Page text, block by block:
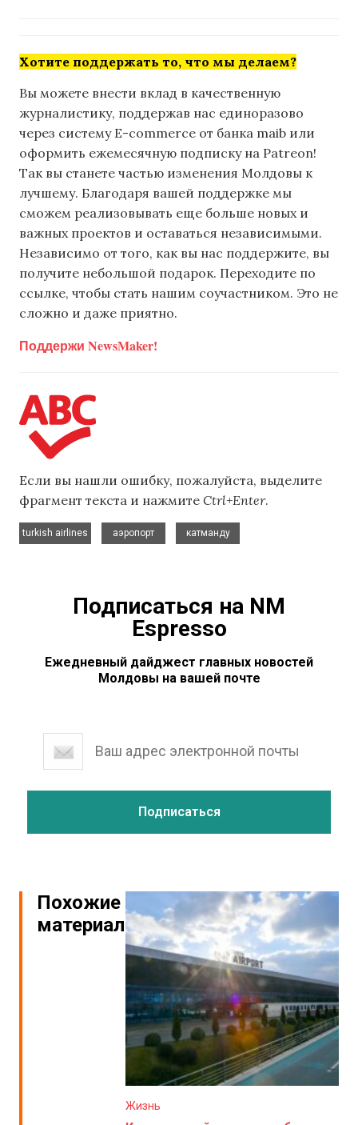
Хотите поддержать то, что мы делаем?
Вы можете внести вклад в качественную
журналистику, поддержав нас единоразово
через систему E-commerce от банка maib или
оформить ежемесячную подписку на Patreon!
Так вы станете частью изменения Молдовы к
лучшему. Благодаря вашей поддержке мы
сможем реализовывать еще больше новых и
важных проектов и оставаться независимыми.
Независимо от того, как вы нас поддержите, вы
получите небольшой подарок. Переходите по
ссылке, чтобы стать нашим соучастником. Это не
сложно и даже приятно.
Поддержи NewsMaker!
Если вы нашли ошибку, пожалуйста, выделите
фрагмент текста и нажмите Ctrl+Enter.
turkish airlines
аэропорт
катманду
Подписаться на NM
Espresso
Ежедневный дайджест главных новостей
Молдовы на вашей почте
Похожие
материалы
Жизнь